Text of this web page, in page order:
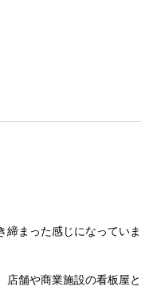
締まった感じになってい
店舗や商業施設の看板屋